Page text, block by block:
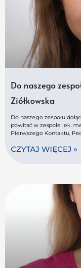
Do naszego
Ziółkowska
Do naszego zespołu
powitać w zespole lek.
Pierwszego Kontaktu,
CZYTAJ WIĘCEJ »